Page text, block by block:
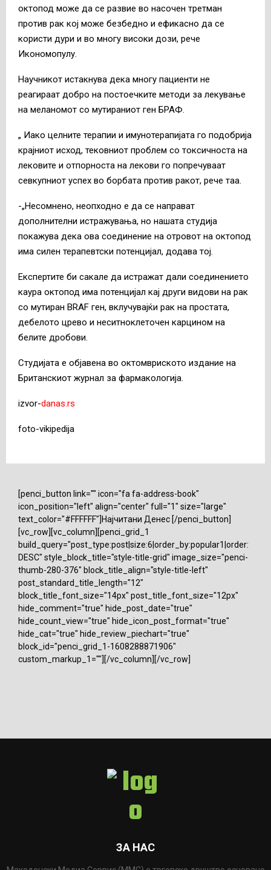
октопод може да се развие во насочен третман
против рак кој може безбедно и ефикасно да се
користи дури и во многу високи дози, рече
Икономопулу.
Научникот истакнува дека многу пациенти не
реагираат добро на постоечките методи за лекување
на меланомот со мутираниот ген БРАФ.
„ Иако целните терапии и имунотерапијата го подобрија
крајниот исход, тековниот проблем со токсичноста на
лековите и отпорноста на лекови го попречуваат
севкупниот успех во борбата против ракот, рече таа.
-„Несомнено, неопходно е да се направат
дополнителни истражувања, но нашата студија
покажува дека ова соединение на отровот на октопод
има силен терапевтски потенцијал, додава тој.
Експертите би сакале да истражат дали соединението
каура октопод има потенцијал кај други видови на рак
со мутиран BRAF ген, вклучувајќи рак на простата,
дебелото црево и неситноклеточен карцином на
белите дробови.
Студијата е објавена во октомвриското издание на
Британскиот журнал за фармакологија.
izvor-danas.rs
foto-vikipedija
[penci_button link="" icon="fa fa-address-book"
icon_position="left" align="center" full="1" size="large"
text_color="#FFFFFF"]Најчитани Денес [/penci_button]
[vc_row][vc_column][penci_grid_1
build_query="post_type:post|size:6|order_by:popular1|order:
DESC" style_block_title="style-title-grid" image_size="penci-
thumb-280-376" block_title_align="style-title-left"
post_standard_title_length="12"
block_title_font_size="14px" post_title_font_size="12px"
hide_comment="true" hide_post_date="true"
hide_count_view="true" hide_icon_post_format="true"
hide_cat="true" hide_review_piechart="true"
block_id="penci_grid_1-1608288871906"
custom_markup_1=""][/vc_column][/vc_row]
ЗА НАС